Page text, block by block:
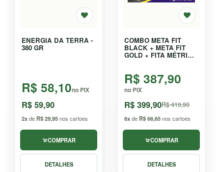
ENERGIA DA TERRA -
380 GR
R$ 58,10no PIX
R$ 59,90
2xde R$ 29,95nos cartoes
COMPRAR
DETALHES
COMBO META FIT
BLACK + META FIT
GOLD + FITA MÉTRICA
R$ 387,90
no PIX
R$ 399,90R$ 419,90
6xde R$ 66,65nos cartoes
COMPRAR
DETALHES